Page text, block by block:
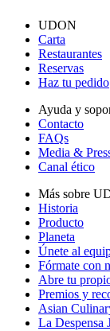
UDON
Carta
Restaurantes
Reservas
Haz tu pedido
Ayuda y
Contacto
FAQs
Media &
Canal ético
Más sobre
Historia
Producto
Planeta
Únete al
Fórmate con
Abre tu
Premios y
Asian
La Despensa